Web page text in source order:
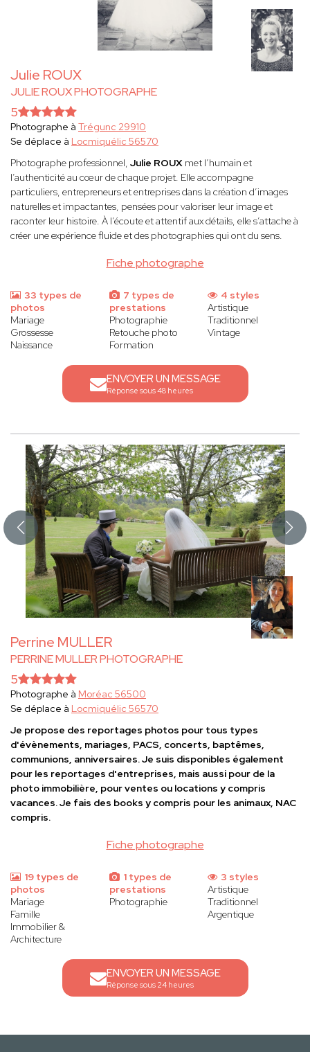
Julie ROUX
JULIE ROUX PHOTOGRAPHE
Fiche photographe
5
Photographe à Trégunc 29910
Se déplace à Locmiquélic 56570
Photographe professionnel, Julie ROUX met l’humain et
l’authenticité au cœur de chaque projet. Elle accompagne
particuliers, entrepreneurs et entreprises dans la création d’images
naturelles et impactantes, pensées pour valoriser leur image et
raconter leur histoire. À l’écoute et attentif aux détails, elle s’attache à
créer une expérience fluide et des photographies qui ont du sens.
33 types de
photos
Mariage
Grossesse
Naissance
7 types de
prestations
Photographie
Retouche photo
Formation
4 styles
Artistique
Traditionnel
Vintage
ENVOYER UN MESSAGE
Réponse sous 48 heures
Perrine MULLER
PERRINE MULLER PHOTOGRAPHE
Fiche photographe
5
Photographe à Moréac 56500
Se déplace à Locmiquélic 56570
Je propose des reportages photos pour tous types
d'évènements, mariages, PACS, concerts, baptêmes,
communions, anniversaires. Je suis disponibles également
pour les reportages d'entreprises, mais aussi pour de la
photo immobilière, pour ventes ou locations y compris
vacances. Je fais des books y compris pour les animaux, NAC
compris.
19 types de
photos
Mariage
Famille
Immobilier &
Architecture
1 types de
prestations
Photographie
3 styles
Artistique
Traditionnel
Argentique
ENVOYER UN MESSAGE
Réponse sous 24 heures